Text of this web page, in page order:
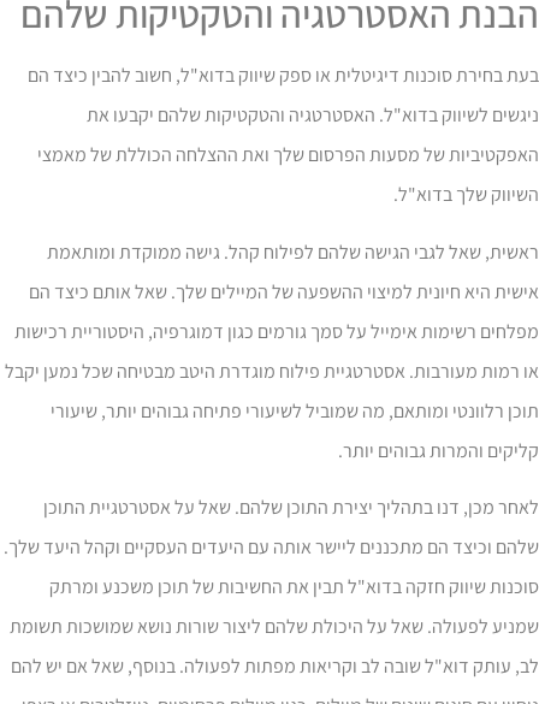
האסטרטגיה והטקטיקות שלהם
בחירת סוכנות דיגיטלית או ספק שיווק בדוא"ל, חשוב להבין כיצד הם
לשיווק בדוא"ל. האסטרטגיה והטקטיקות שלהם יקבעו את
של מסעות הפרסום שלך ואת ההצלחה הכוללת של מאמצי
שלך בדוא"ל.
שאל לגבי הגישה שלהם לפילוח קהל. גישה ממוקדת ומותאמת
היא חיונית למיצוי ההשפעה של המיילים שלך. שאל אותם כיצד הם
רשימות אימייל על סמך גורמים כגון דמוגרפיה, היסטוריית רכישות
רמות מעורבות. אסטרטגיית פילוח מוגדרת היטב מבטיחה שכל נמען יקבל
רלוונטי ומותאם, מה שמוביל לשיעורי פתיחה גבוהים יותר, שיעורי
והמרות גבוהים יותר.
מכן, דנו בתהליך יצירת התוכן שלהם. שאל על אסטרטגיית התוכן
וכיצד הם מתכננים ליישר אותה עם היעדים העסקיים וקהל היעד שלך.
שיווק חזקה בדוא"ל תבין את החשיבות של תוכן משכנע ומרתק
לפעולה. שאל על היכולת שלהם ליצור שורות נושא שמושכות תשומת
עותק דוא"ל שובה לב וקריאות מפתות לפעולה. בנוסף, שאל אם יש להם